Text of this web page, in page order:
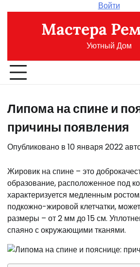
содержимому
Войти
Мастера
Уютный Дом
Липома на спине и
причины появления
Опубликовано в 10 января 2022
Жировик на спине – это
образование, расположенное под
характеризуется медленным
подкожно-жировой клетчатки,
размеры – от 2 мм до 15 см.
спаяно с окружающими тканями.